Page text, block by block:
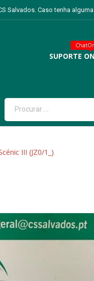
Salvados. Caso tenha
SUPORTE
III (JZ0/1_)